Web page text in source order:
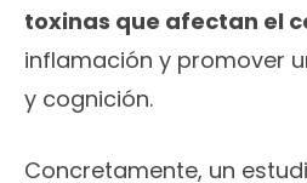
toxinas que afectan el
inflamación y promover
y cognición.
Concretamente, un